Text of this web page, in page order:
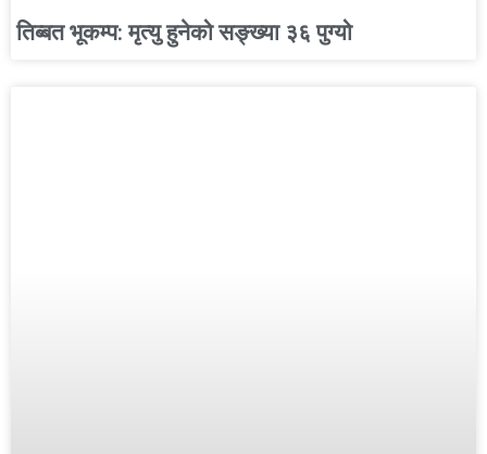
तिब्बत भूकम्प: मृत्यु हुनेको सङ्ख्या ३६ पुग्यो